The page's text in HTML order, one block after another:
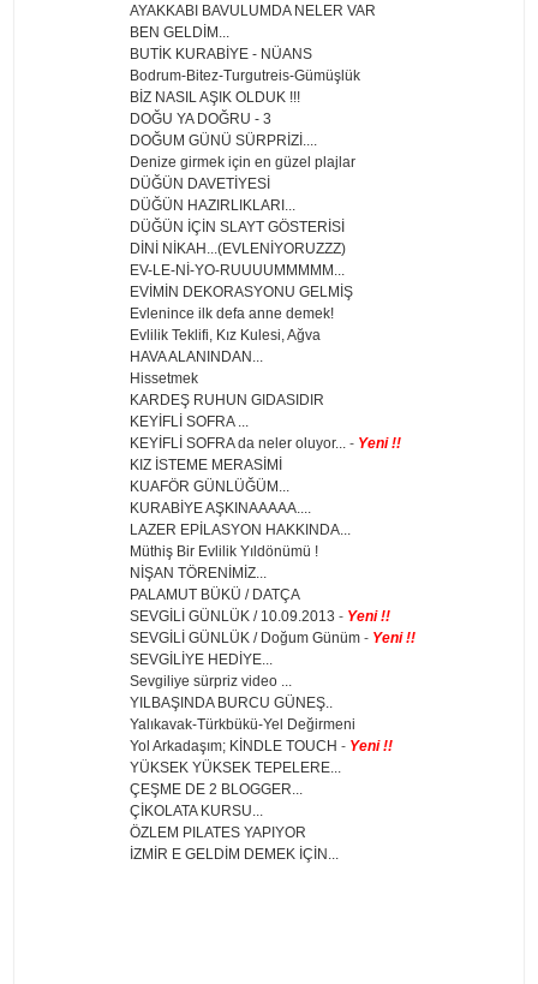
AYAKKABI BAVULUMDA NELER VAR
BEN GELDİM...
BUTİK KURABİYE - NÜANS
Bodrum-Bitez-Turgutreis-Gümüşlük
BİZ NASIL AŞIK OLDUK !!!
DOĞU YA DOĞRU - 3
DOĞUM GÜNÜ SÜRPRİZİ....
Denize girmek için en güzel plajlar
DÜĞÜN DAVETİYESİ
DÜĞÜN HAZIRLIKLARI...
DÜĞÜN İÇİN SLAYT GÖSTERİSİ
DİNİ NİKAH...(EVLENİYORUZZZ)
EV-LE-Nİ-YO-RUUUUMMMMM...
EVİMİN DEKORASYONU GELMİŞ
Evlenince ilk defa anne demek!
Evlilik Teklifi, Kız Kulesi, Ağva
HAVA ALANINDAN...
Hissetmek
KARDEŞ RUHUN GIDASIDIR
KEYİFLİ SOFRA ...
KEYİFLİ SOFRA da neler oluyor... - Yeni !!
KIZ İSTEME MERASİMİ
KUAFÖR GÜNLÜĞÜM...
KURABİYE AŞKINAAAAA....
LAZER EPİLASYON HAKKINDA...
Müthiş Bir Evlilik Yıldönümü !
NİŞAN TÖRENİMİZ...
PALAMUT BÜKÜ / DATÇA
SEVGİLİ GÜNLÜK / 10.09.2013 - Yeni !!
SEVGİLİ GÜNLÜK / Doğum Günüm - Yeni !!
SEVGİLİYE HEDİYE...
Sevgiliye sürpriz video ...
YILBAŞINDA BURCU GÜNEŞ..
Yalıkavak-Türkbükü-Yel Değirmeni
Yol Arkadaşım; KİNDLE TOUCH - Yeni !!
YÜKSEK YÜKSEK TEPELERE...
ÇEŞME DE 2 BLOGGER...
ÇİKOLATA KURSU...
ÖZLEM PILATES YAPIYOR
İZMİR E GELDİM DEMEK İÇİN...